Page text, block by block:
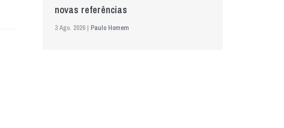
novas referências
3 Ago. 2026 | Paulo Homem